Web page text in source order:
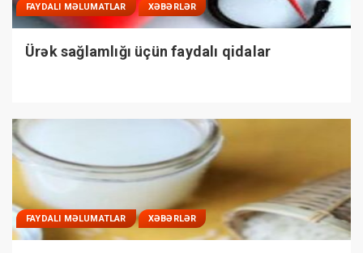
FAYDALI MƏLUMATLAR XƏBƏRLƏR
Ürək sağlamlığı üçün faydalı qidalar
FAYDALI MƏLUMATLAR XƏBƏRLƏR